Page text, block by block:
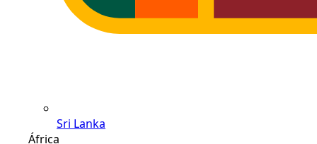
Sri Lanka
África